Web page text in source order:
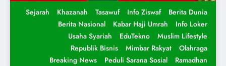
Sejarah Khazanah Tasawuf Info Ziswaf
Berita Dunia
Berita Nasional
Kabar Haji Umrah
Info Loker
Usaha Syariah
EduTekno
Muslim Lifestyle
Republik Bisnis
Mimbar Rakyat
Olahraga
Breaking News
Peduli Sarana Sosial
Ramadhan